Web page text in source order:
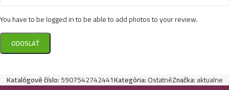
You have to be logged in to be able to add photos to your review.
Katalógové číslo:5907542742441Kategória:OstatnéZnačka:aktualne